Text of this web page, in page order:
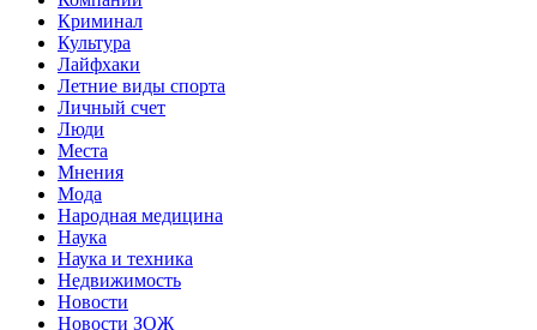
Криминал
Культура
Лайфхаки
Летние виды спорта
Личный счет
Люди
Места
Мнения
Мода
Народная медицина
Наука
Наука и техника
Недвижимость
Новости
Новости ЗОЖ